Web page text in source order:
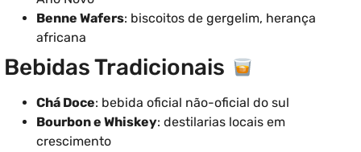
Benne Wafers: biscoitos de gergelim, herança
africana
Bebidas Tradicionais
Chá Doce: bebida oficial não-oficial do sul
Bourbon e Whiskey: destilarias locais em
crescimento